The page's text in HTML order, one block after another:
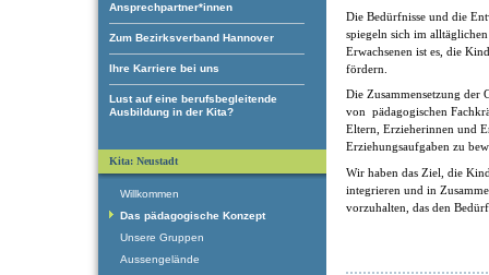
Ansprechpartner*innen
Zum Bezirksverband Hannover
Ihre Karriere bei uns
Lust auf eine berufsbegleitende
Ausbildung in der Kita?
Die Bedürfnisse und die
spiegeln sich im
Erwachsenen ist es, die
fördern.
Die Zusammensetzung der
von pädagogischen
Eltern, Erzieherinnen und
Erziehungsaufgaben zu
Wir haben das Ziel, die
integrieren und in
vorzuhalten, das den
Kita: Neustadt
Willkommen
Das pädagogische Konzept
Unsere Gruppen
Aussengelände